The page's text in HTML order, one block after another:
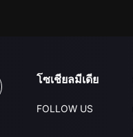
โซเชียลมีเดีย
FOLLOW US